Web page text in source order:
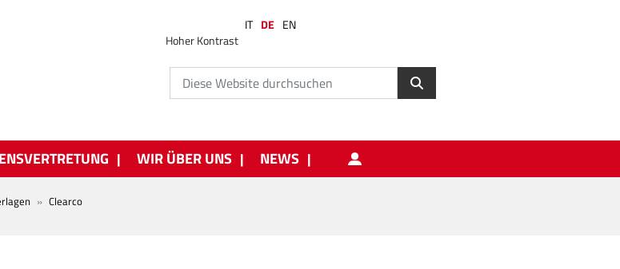
Hoher Kontrast
IT DE EN
WIR ÜBER UNS NEWS
Clearco